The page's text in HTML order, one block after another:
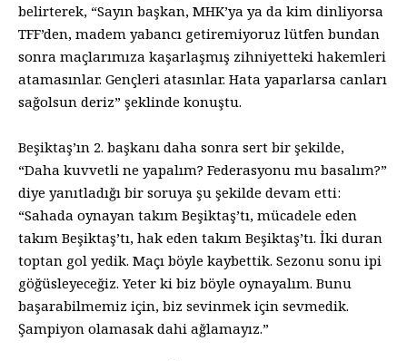
belirterek, “Sayın başkan, MHK’ya ya da kim dinliyorsa
TFF’den, madem yabancı getiremiyoruz lütfen bundan
sonra maçlarımıza kaşarlaşmış zihniyetteki hakemleri
atamasınlar. Gençleri atasınlar. Hata yaparlarsa canları
sağolsun deriz” şeklinde konuştu.
Beşiktaş’ın 2. başkanı daha sonra sert bir şekilde,
“Daha kuvvetli ne yapalım? Federasyonu mu basalım?”
diye yanıtladığı bir soruya şu şekilde devam etti:
“Sahada oynayan takım Beşiktaş’tı, mücadele eden
takım Beşiktaş’tı, hak eden takım Beşiktaş’tı. İki duran
toptan gol yedik. Maçı böyle kaybettik. Sezonu sonu ipi
göğüsleyeceğiz. Yeter ki biz böyle oynayalım. Bunu
başarabilmemiz için, biz sevinmek için sevmedik.
Şampiyon olamasak dahi ağlamayız.”